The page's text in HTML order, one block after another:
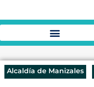
Alcaldía de Manizales